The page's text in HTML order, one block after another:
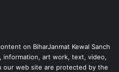
on BiharJanmat Kewal Sanch
art work, text, video,
our web site are protected by the